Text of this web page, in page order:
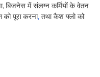
बिजनेस में संलग्न कर्मियों के वेतन
पूरा करना,तथा कैश फ्लो को